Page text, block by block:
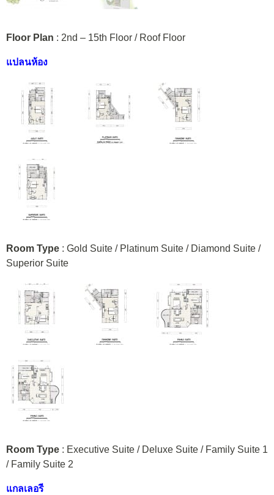
Floor Plan : 2nd – 15th Floor / Roof Floor
แปลนห้อง
Room Type : Gold Suite / Platinum Suite / Diamond Suite /
Superior Suite
Room Type : Executive Suite / Deluxe Suite / Family Suite 1
/ Family Suite 2
แกลเลอรี